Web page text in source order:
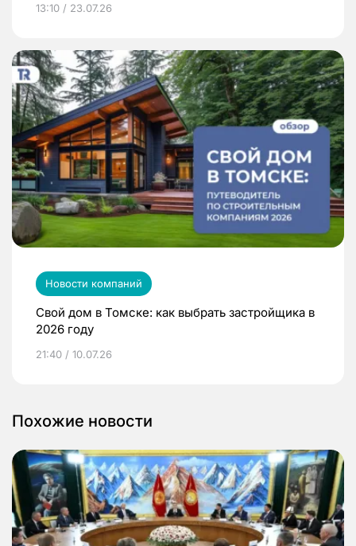
13:10 / 23.07.26
Новости компаний
Свой дом в Томске: как выбрать застройщика в
2026 году
21:40 / 10.07.26
Похожие новости